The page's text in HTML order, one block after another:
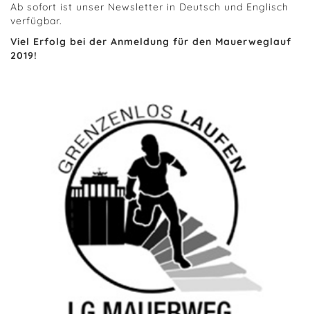
Ab sofort ist unser Newsletter in Deutsch und Englisch
verfügbar.
Viel Erfolg bei der Anmeldung für den Mauerweglauf
2019!